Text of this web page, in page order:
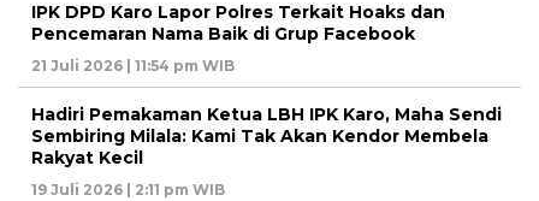
IPK DPD Karo Lapor Polres Terkait Hoaks dan
Pencemaran Nama Baik di Grup Facebook
21 Juli 2026 | 11:54 pm WIB
Hadiri Pemakaman Ketua LBH IPK Karo, Maha Sendi
Sembiring Milala: Kami Tak Akan Kendor Membela
Rakyat Kecil
19 Juli 2026 | 2:11 pm WIB